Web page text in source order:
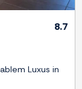
8.7
Luxus in